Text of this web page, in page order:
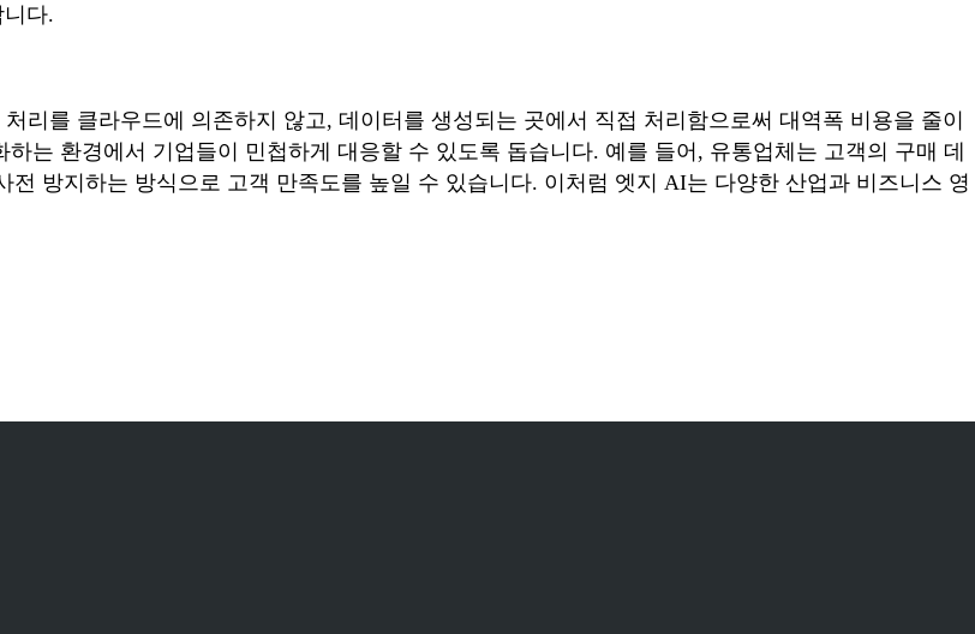
다.
리를 클라우드에 의존하지 않고, 데이터를 생성되는 곳에서 직접 처리함으로써 대역폭 비용을 줄이
는 환경에서 기업들이 민첩하게 대응할 수 있도록 돕습니다. 예를 들어, 유통업체는 고객의 구매 데
방지하는 방식으로 고객 만족도를 높일 수 있습니다. 이처럼 엣지 AI는 다양한 산업과 비즈니스 영